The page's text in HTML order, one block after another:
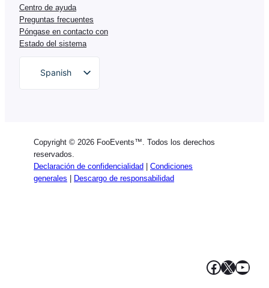
Centro de ayuda
Preguntas frecuentes
Póngase en contacto con
Estado del sistema
Spanish
English
Italian
Portuguese
Copyright © 2026 FooEvents™. Todos los derechos
reservados.
Declaración de confidencialidad
Condiciones
generales
Descargo de responsabilidad
Facebook
X